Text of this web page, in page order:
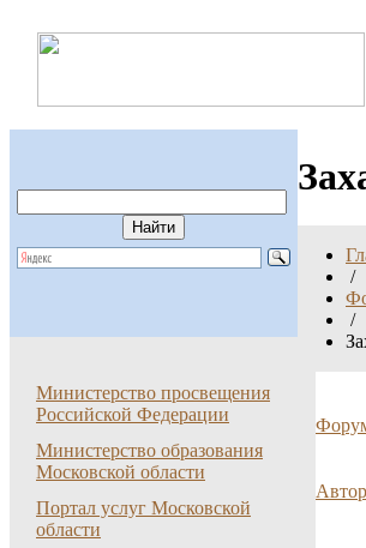
/
/
Министерство просвещения
Российской Федерации
Министерство образования
Московской области
Портал услуг Московской
области